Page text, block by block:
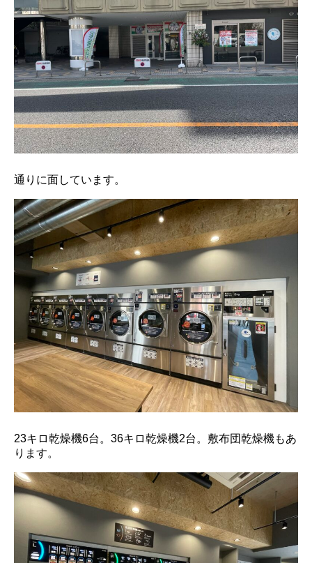
通りに面しています。
23キロ乾燥機6台。36キロ乾燥機2台。敷布団乾燥機もあ
ります。